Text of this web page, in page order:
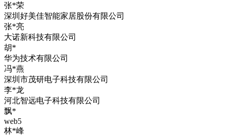
张*荣
深圳好美佳智能家居股份有限公司
张*亮
大诺新科技有限公司
胡*
华为技术有限公司
冯*燕
深圳市茂研电子科技有限公司
李*龙
河北智远电子科技有限公司
飘*
web5
林*峰